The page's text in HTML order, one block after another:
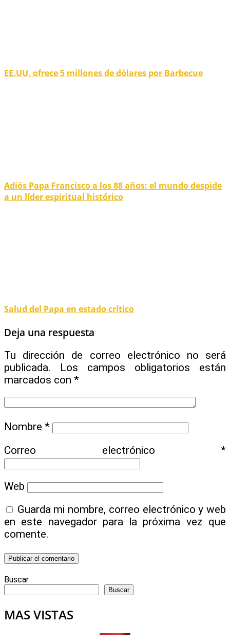
EE.UU. ofrece 5 millones de dólares por Barbecue
Adiós Papa Francisco a los 88 años: el mundo despide
a un líder espiritual histórico
Salud del Papa en estado crítico
Deja una respuesta
Tu dirección de correo electrónico no será
publicada.
Los campos obligatorios están
marcados con *
Nombre *
Correo electrónico *
Web
Guarda mi nombre, correo electrónico y web
en este navegador para la próxima vez que
comente.
Buscar
Buscar
MAS VISTAS